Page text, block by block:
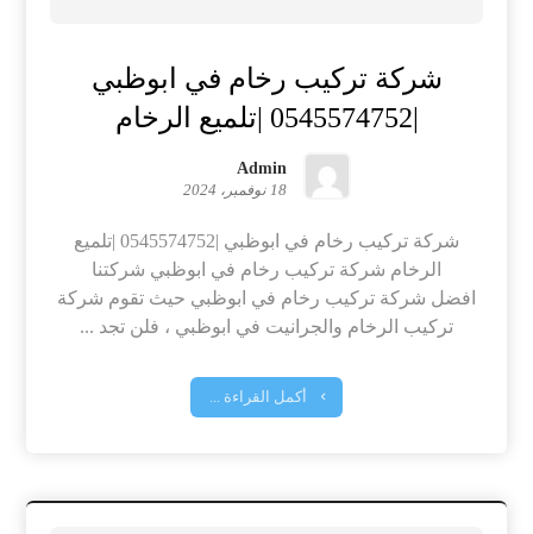
شركة تركيب رخام في ابوظبي
|0545574752 |تلميع الرخام
Admin
18 نوفمبر، 2024
شركة تركيب رخام في ابوظبي |0545574752 |تلميع
الرخام شركة تركيب رخام في ابوظبي شركتنا
افضل شركة تركيب رخام في ابوظبي حيث تقوم شركة
تركيب الرخام والجرانيت في ابوظبي ، فلن تجد ...
أكمل القراءة ...